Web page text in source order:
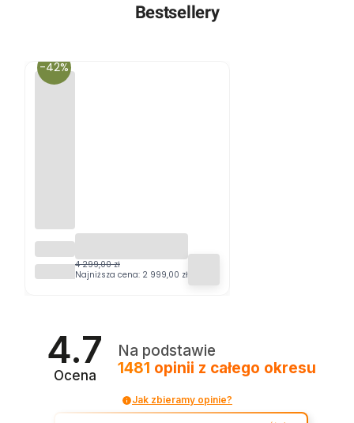
Bestsellery
W
NIANY
CH
NAPA
DLA 6
ESTI&ESTA®4 299,00 zł
-42%
Najniższa cena: 2 999,00 zł
4.7
Ocena
Na podstawie
1481 opinii z całego okresu
Jak zbieramy opinie?